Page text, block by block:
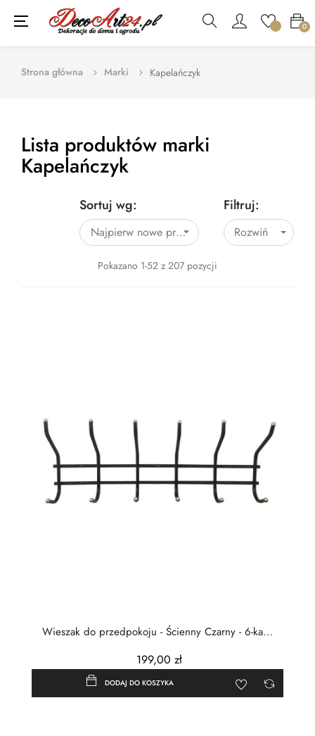
0
Toggle
navigation
☰
Strona główna Marki Kapelańczyk
Lista produktów marki
Kapelańczyk
Sortuj wg:
Najpierw nowe produkty

Pokazano 1-52 z 207 pozycji
Filtruj:
Rozwiń
Wieszak do przedpokoju - Ścienny Czarny - 6-ka...
199,00 zł
DODAJ DO KOSZYKA